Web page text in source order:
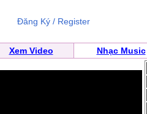
Đăng Ký / Register
Xem Video Nhạc Music